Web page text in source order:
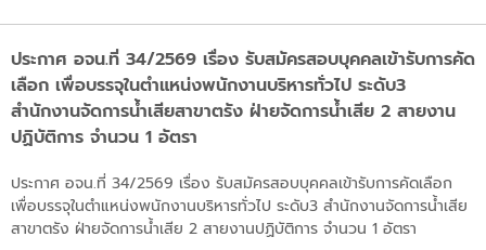
ประกาศ อจน.ที่ 34/2569 เรื่อง รับสมัครสอบบุคคลเข้ารับการคัด
เลือก เพื่อบรรจุในตำแหน่งพนักงานบริหารทั่วไป ระดับ3
สำนักงานจัดการน้ำเสียสาขาตรัง ฝ่ายจัดการน้ำเสีย 2 สายงาน
ปฏิบัติการ จำนวน 1 อัตรา
ประกาศ อจน.ที่ 34/2569 เรื่อง รับสมัครสอบบุคคลเข้ารับการคัดเลือก
เพื่อบรรจุในตำแหน่งพนักงานบริหารทั่วไป ระดับ3 สำนักงานจัดการน้ำเสีย
สาขาตรัง ฝ่ายจัดการน้ำเสีย 2 สายงานปฏิบัติการ จำนวน 1 อัตรา